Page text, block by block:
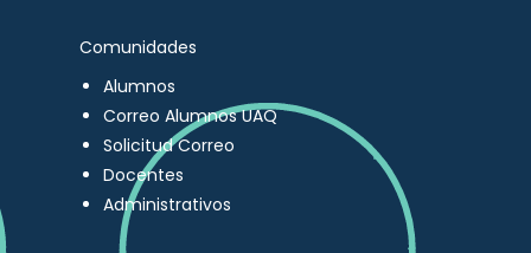
Comunidades
Alumnos
Correo Alumnos UAQ
Solicitud Correo
Docentes
Administrativos